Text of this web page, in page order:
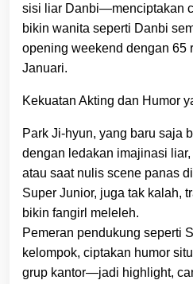
sisi liar Danbi—menciptakan
bikin wanita seperti Danbi
opening weekend dengan 65
Januari.
Kekuatan Akting dan Humor
Park Ji-hyun, yang baru saja
dengan ledakan imajinasi
atau saat nulis scene panas
Super Junior, juga tak kalah,
bikin fangirl meleleh.
Pemeran pendukung seperti
kelompok, ciptakan humor
grup kantor—jadi highlight,